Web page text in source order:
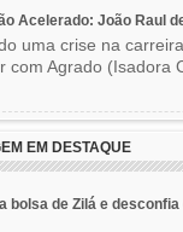
Acelerado: João Raul
uma crise na
com Agrado (Isadora
EM DESTAQUE
bolsa de Zilá e